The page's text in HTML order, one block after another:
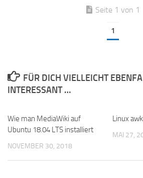
Seite 1 von 1
1
FÜR DICH VIELLEICHT
INTERESSANT …
Wie man MediaWiki auf
Ubuntu 18.04 LTS installiert
NOVEMBER 30, 2018
Linux
MAI 27,